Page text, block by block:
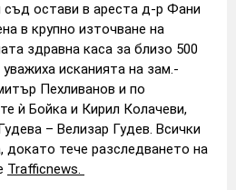
остави в ареста д-р Фани
в крупно източване на
здравна каса за близо 500
исканията на зам.-
Пехливанов и по
ѝ Бойка и Кирил Колачеви,
– Велизар Гудев. Всички
докато тече разследването на
Trafficnews.